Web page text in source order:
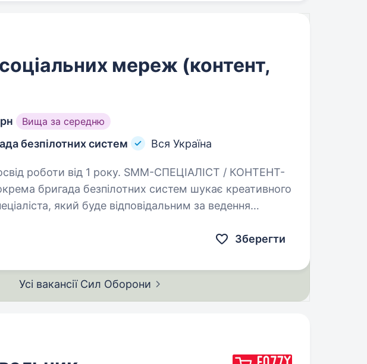
мереж (контент,
Вища за середню
безпілотних систем Вся Україна
1 року. SMM-СПЕЦІАЛІСТ / КОНТЕНТ-
бригада безпілотних систем шукає креативного
який буде відповідальним за ведення
Зберегти
Усі вакансії Сил Оборони